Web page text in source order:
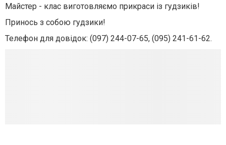
Майстер - клас виготовляємо прикраси із гудзиків!
Принось з собою гудзики!
Телефон для довідок: (097) 244-07-65, (095) 241-61-62.